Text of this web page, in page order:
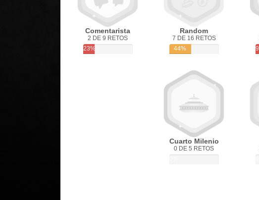
Comentarista
2 DE 9 RETOS
23%
Random
7 DE 16 RETOS
44%
Cuarto Milenio
0 DE 5 RETOS